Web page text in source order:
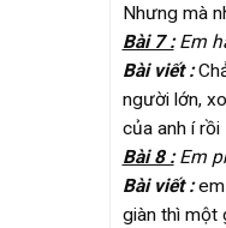
Nhưng mà
Bài 7 :Em
Bài viết :
người lớn,
của anh í rồi
Bài 8 :Em
Bài viết :em
giàn thì một